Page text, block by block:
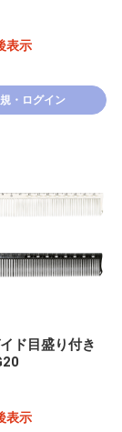
表示
・ログイン
ド目盛り付き
表示